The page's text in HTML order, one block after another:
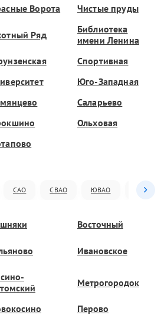
Ворота Чистые пруды
Ряд
Библиотека
имени Ленина
Спортивная
Юго-Западная
Саларьево
Ольховая
САО СВАО ЮВАО ЮАО
Восточный
Ивановское
Метрогородок
Перово